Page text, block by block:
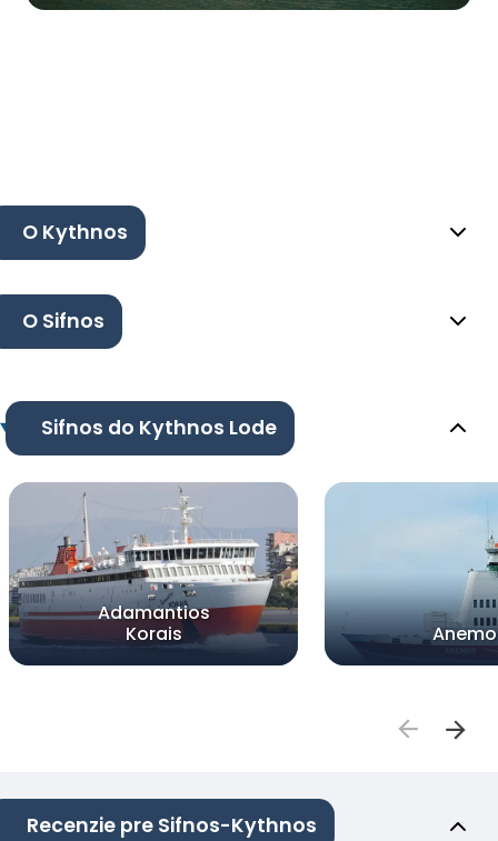
O Kythnos
O Sifnos
Sifnos do Kythnos Lode
Adamantios
Korais
Recenzie pre Sifnos-Kythnos